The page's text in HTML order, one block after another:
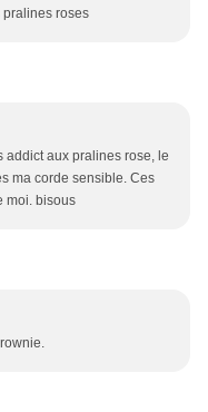
pralines roses
aux pralines rose, le
ma corde sensible. Ces
moi. bisous